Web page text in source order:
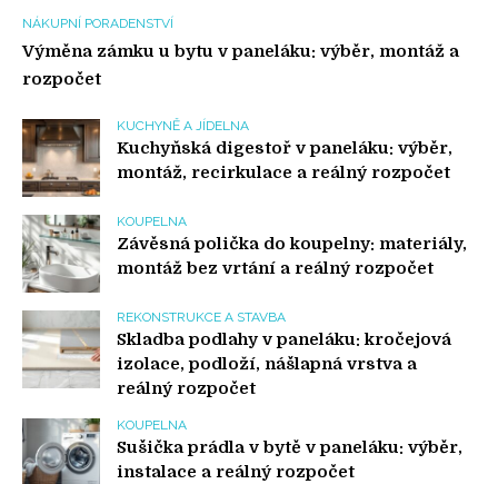
NÁKUPNÍ PORADENSTVÍ
Výměna zámku u bytu v paneláku: výběr, montáž a
rozpočet
KUCHYNĚ A JÍDELNA
Kuchyňská digestoř v paneláku: výběr,
montáž, recirkulace a reálný rozpočet
KOUPELNA
Závěsná polička do koupelny: materiály,
montáž bez vrtání a reálný rozpočet
REKONSTRUKCE A STAVBA
Skladba podlahy v paneláku: kročejová
izolace, podloží, nášlapná vrstva a
reálný rozpočet
KOUPELNA
Sušička prádla v bytě v paneláku: výběr,
instalace a reálný rozpočet